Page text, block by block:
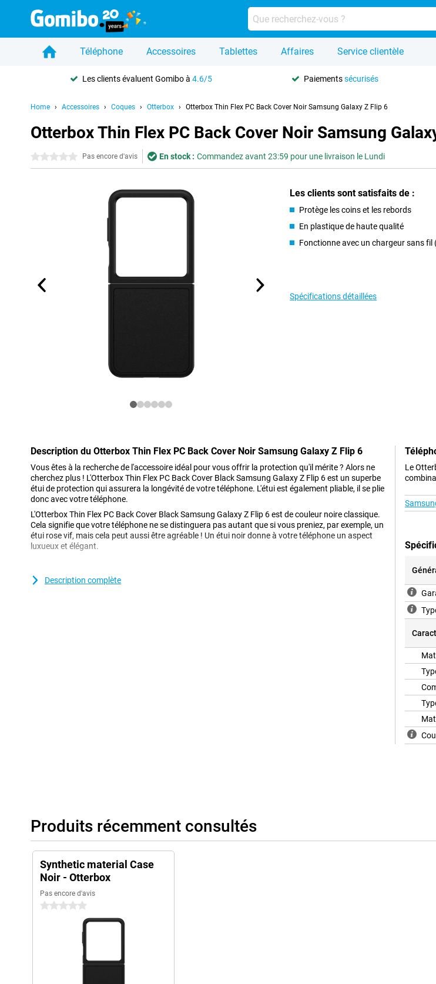
Téléphone Accessoires Tablettes Affaires Service clientèle
Les clients évaluent Gomibo à4.6/5 Paiementssécurisés
Home Accessoires Coques Otterbox Otterbox Thin Flex PC Back Cover Noir Samsung Galaxy Z Flip 6
Otterbox Thin Flex PC Back Cover Noir Samsung
0 étoiles Pas encore d'avis En stock : Commandez avant 23:59 pour une livraison le Lundi
Les clients sont satisfaits de :
Protège les coins et les rebords
En plastique de haute qualité
Fonctionne avec un chargeur sans fil
Spécifications détaillées
Description du Otterbox Thin Flex PC Back Cover Noir Samsung Galaxy Z Flip 6
Vous êtes à la recherche de l'accessoire idéal pour vous offrir la protection qu'il mérite ? Alors ne
cherchez plus ! L'Otterbox Thin Flex PC Back Cover Black Samsung Galaxy Z Flip 6 est un superbe
étui de protection qui assurera la longévité de votre téléphone. L'étui est également pliable, il se plie
donc avec votre téléphone.
L'Otterbox Thin Flex PC Back Cover Black Samsung Galaxy Z Flip 6 est de couleur noire classique.
Cela signifie que votre téléphone ne se distinguera pas autant que si vous preniez, par exemple, un
étui rose vif, mais cela peut aussi être agréable ! Un étui noir donne à votre téléphone un aspect
luxueux et élégant.
Otterbox veut que votre téléphone soit prêt à tout avec un étui Otterbox. C'est pourquoi ils testent
Description complète
Le
Produits récemment consultés
Synthetic material Case
Noir - Otterbox
Pas encore d'avis
0 étoiles